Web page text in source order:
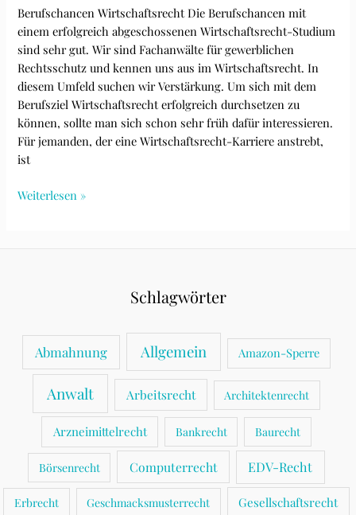
Berufschancen Wirtschaftsrecht Die Berufschancen mit
einem erfolgreich abgeschossenen Wirtschaftsrecht-Studium
sind sehr gut. Wir sind Fachanwälte für gewerblichen
Rechtsschutz und kennen uns aus im Wirtschaftsrecht. In
diesem Umfeld suchen wir Verstärkung. Um sich mit dem
Berufsziel Wirtschaftsrecht erfolgreich durchsetzen zu
können, sollte man sich schon sehr früh dafür interessieren.
Für jemanden, der eine Wirtschaftsrecht-Karriere anstrebt,
ist
Karriere
Weiterlesen »
Schlagwörter
Abmahnung Allgemein Amazon-Sperre
Anwalt Arbeitsrecht Architektenrecht
Arzneimittelrecht Bankrecht Baurecht
Börsenrecht Computerrecht EDV-Recht
Erbrecht Geschmacksmusterrecht Gesellschaftsrecht